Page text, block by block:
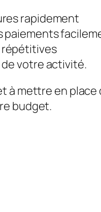
rapidement
paiements
votre activité.
à mettre en
budget.